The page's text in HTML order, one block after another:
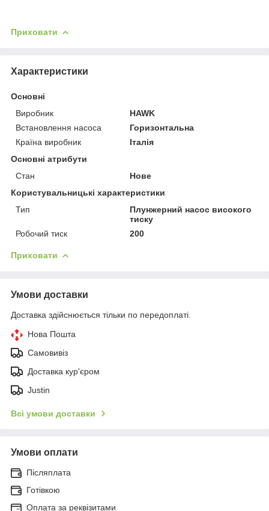
Приховати
Характеристики
Основні
Виробник
HAWK
Встановлення насоса
Горизонтальна
Країна виробник
Італія
Основні атрибути
Стан
Нове
Користувальницькі характеристики
Тип
Плунжерний насос високого
тиску
Робочий тиск
200
Приховати
Умови доставки
Доставка здійснюється тільки по передоплаті.
Нова Пошта
Самовивіз
Доставка кур'єром
Justin
Всі умови доставки
Умови оплати
Післяплата
Готівкою
Оплата за реквізитами